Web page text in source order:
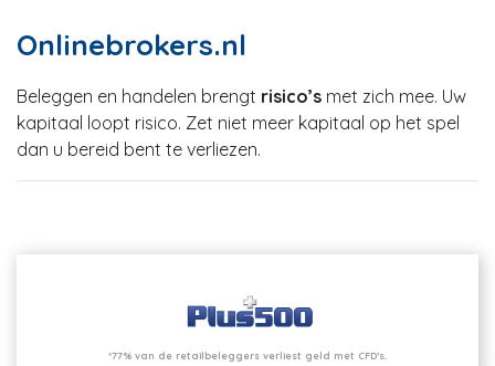
Onlinebrokers.nl
Beleggen en handelen brengt risico’s met zich mee. Uw
kapitaal loopt risico. Zet niet meer kapitaal op het spel
dan u bereid bent te verliezen.
*77% van de retailbeleggers verliest geld met CFD’s.